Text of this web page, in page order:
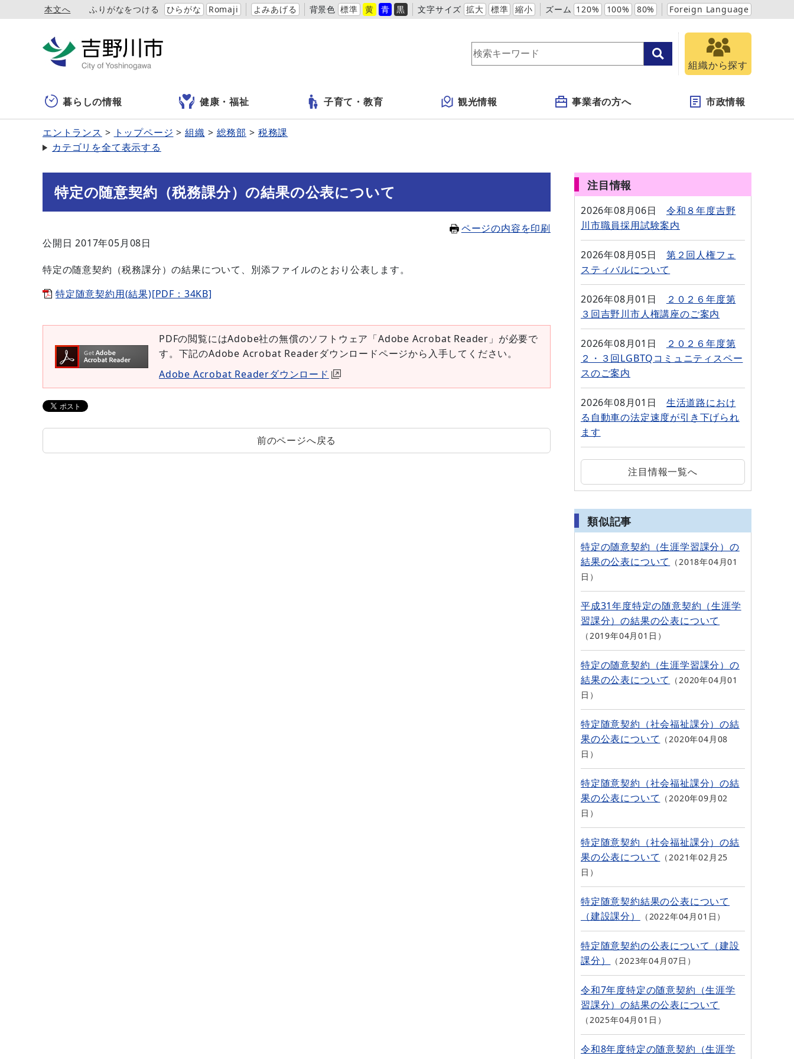
本文へ ふりがなをつける ひらがな Romaji よみあげる 背景色 標準 黄 青 黒 文字サイズ 拡大 標準 縮小 ズーム 120% 100% 80% Foreign Language
組織から探す
暮らしの情報 健康・福祉 子育て・教育 観光情報 事業者の方へ 市政情報
エントランス トップページ 組織 総務部
税務課
カテゴリを全て表示する
特定の随意契約（税務課分）の結果の公表について
ページの内容を印刷
公開日 2017年05月08日
特定の随意契約（税務課分）の結果について、別添ファイルのとおり公表します。
特定随意契約用(結果)[PDF：34KB]
PDFの閲覧にはAdobe社の無償のソフトウェア「Adobe Acrobat Reader」が必要で
す。下記のAdobe Acrobat Readerダウンロードページから入手してください。
Adobe Acrobat Readerダウンロード
前のページへ戻る
注目情報
2026年08月06日
令和８年度吉野
川市職員採用試験案内
2026年08月05日
第２回人権フェ
スティバルについて
2026年08月01日
２０２６年度第
３回吉野川市人権講座のご案内
2026年08月01日
２０２６年度第
２・３回LGBTQコミュニティスペー
スのご案内
2026年08月01日
生活道路におけ
る自動車の法定速度が引き下げられ
ます
注目情報一覧へ
類似記事
特定の随意契約（生涯学習課分）の
結果の公表について
2018年04月01
日
平成31年度特定の随意契約（生涯学
習課分）の結果の公表について
2019年04月01日
特定の随意契約（生涯学習課分）の
結果の公表について
2020年04月01
日
特定随意契約（社会福祉課分）の結
果の公表について
2020年04月08
日
特定随意契約（社会福祉課分）の結
果の公表について
2020年09月02
日
特定随意契約（社会福祉課分）の結
果の公表について
2021年02月25
日
特定随意契約結果の公表について
（建設課分）
2022年04月01日
特定随意契約の公表について（建設
課分）
2023年04月07日
令和7年度特定の随意契約（生涯学
習課分）の結果の公表について
2025年04月01日
令和8年度特定の随意契約（生涯学